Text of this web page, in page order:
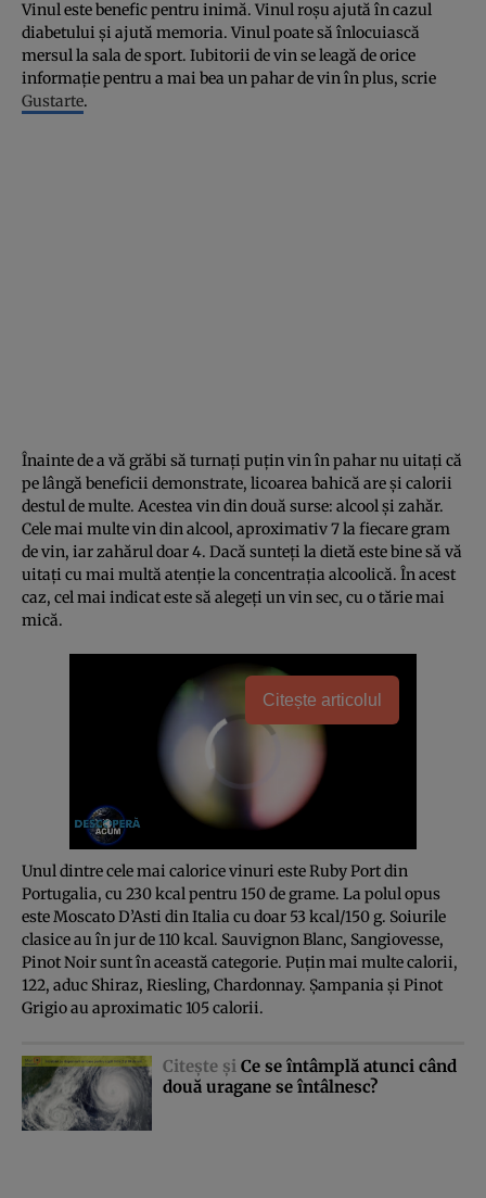
Vinul este benefic pentru inimă. Vinul roşu ajută în cazul
diabetului şi ajută memoria. Vinul poate să înlocuiască
mersul la sala de sport. Iubitorii de vin se leagă de orice
informaţie pentru a mai bea un pahar de vin în plus, scrie
Gustarte.
Înainte de a vă grăbi să turnaţi puţin vin în pahar nu uitaţi că
pe lângă beneficii demonstrate, licoarea bahică are şi calorii
destul de multe. Acestea vin din două surse: alcool şi zahăr.
Cele mai multe vin din alcool, aproximativ 7 la fiecare gram
de vin, iar zahărul doar 4. Dacă sunteţi la dietă este bine să vă
uitaţi cu mai multă atenţie la concentraţia alcoolică. În acest
caz, cel mai indicat este să alegeţi un vin sec, cu o tărie mai
mică.
Citește articolul
Unul dintre cele mai calorice vinuri este Ruby Port din
Portugalia, cu 230 kcal pentru 150 de grame. La polul opus
este Moscato D’Asti din Italia cu doar 53 kcal/150 g. Soiurile
clasice au în jur de 110 kcal. Sauvignon Blanc, Sangiovesse,
Pinot Noir sunt în această categorie. Puţin mai multe calorii,
122, aduc Shiraz, Riesling, Chardonnay. Şampania şi Pinot
Grigio au aproximatic 105 calorii.
Citeşte şi Ce se întâmplă atunci când
două uragane se întâlnesc?